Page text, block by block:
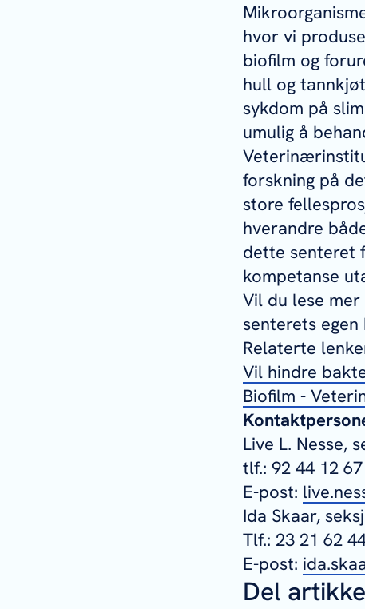
hvor vi
biofilm og
hull og
sykdom på
umulig å
forskning på
store
hverandre
dette senteret
kompetanse
Vil du lese
senterets egen
Relaterte
Vil hindre
Biofilm -
Live L. Nesse,
tlf.: 92 44 12 67
E-post:
Ida Skaar,
Tlf.: 23 21 62
E-post:
Del